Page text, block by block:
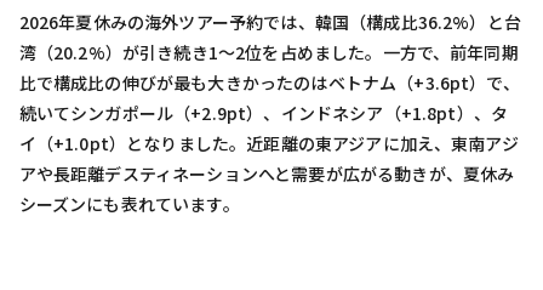
2026年夏休みの海外ツアー予約では、韓国（構成比36.2%）と台
湾（20.2%）が引き続き1〜2位を占めました。一方で、前年同期
比で構成比の伸びが最も大きかったのはベトナム（+3.6pt）で、
続いてシンガポール（+2.9pt）、インドネシア（+1.8pt）、タ
イ（+1.0pt）となりました。近距離の東アジアに加え、東南アジ
アや長距離デスティネーションへと需要が広がる動きが、夏休み
シーズンにも表れています。